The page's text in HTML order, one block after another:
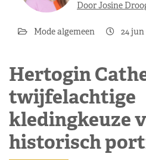
Door Josine
Mode algemeen 24 jun
Hertogin
twijfelachtige
kledingkeuze
historisch